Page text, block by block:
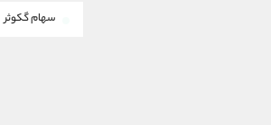
سهام گکوثر